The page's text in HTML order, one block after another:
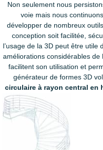
Non seulement nous
voie mais nous
développer de nombreux
conception soit facilitée,
l’usage de la 3D peut être utile
améliorations considérables de
facilitent son utilisation et
générateur de formes 3D
circulaire à rayon central en